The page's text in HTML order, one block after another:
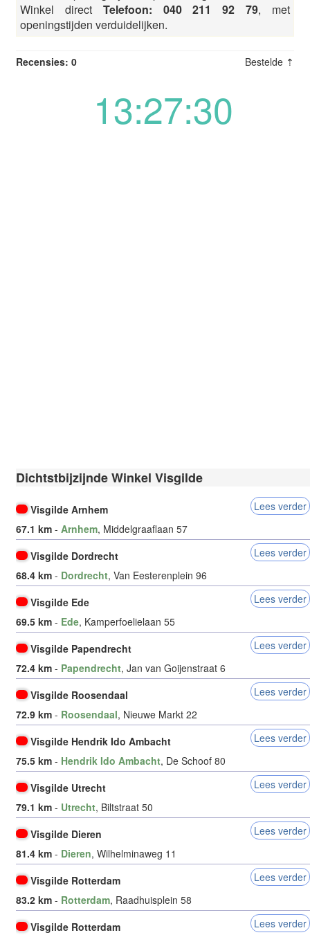
Winkel direct Telefoon: 040 211 92 79, met
openingstijden verduidelijken.
Recensies: 0 Bestelde ⇡
13:27:30
Dichtstbijzijnde Winkel Visgilde
Visgilde Arnhem
Lees verder
67.1 km - Arnhem, Middelgraaflaan 57
Visgilde Dordrecht
Lees verder
68.4 km - Dordrecht, Van Eesterenplein 96
Visgilde Ede
Lees verder
69.5 km - Ede, Kamperfoelielaan 55
Visgilde Papendrecht
Lees verder
72.4 km - Papendrecht, Jan van Goijenstraat 6
Visgilde Roosendaal
Lees verder
72.9 km - Roosendaal, Nieuwe Markt 22
Visgilde Hendrik Ido Ambacht
Lees verder
75.5 km - Hendrik Ido Ambacht, De Schoof 80
Visgilde Utrecht
Lees verder
79.1 km - Utrecht, Biltstraat 50
Visgilde Dieren
Lees verder
81.4 km - Dieren, Wilhelminaweg 11
Visgilde Rotterdam
Lees verder
83.2 km - Rotterdam, Raadhuisplein 58
Visgilde Rotterdam
Lees verder